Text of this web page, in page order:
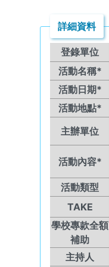
詳細資料
登錄單位
活動名稱*
活動日期*
活動地點*
主辦單位
活動內容*
活動類型
TAKE
學校專款全額
補助
主持人